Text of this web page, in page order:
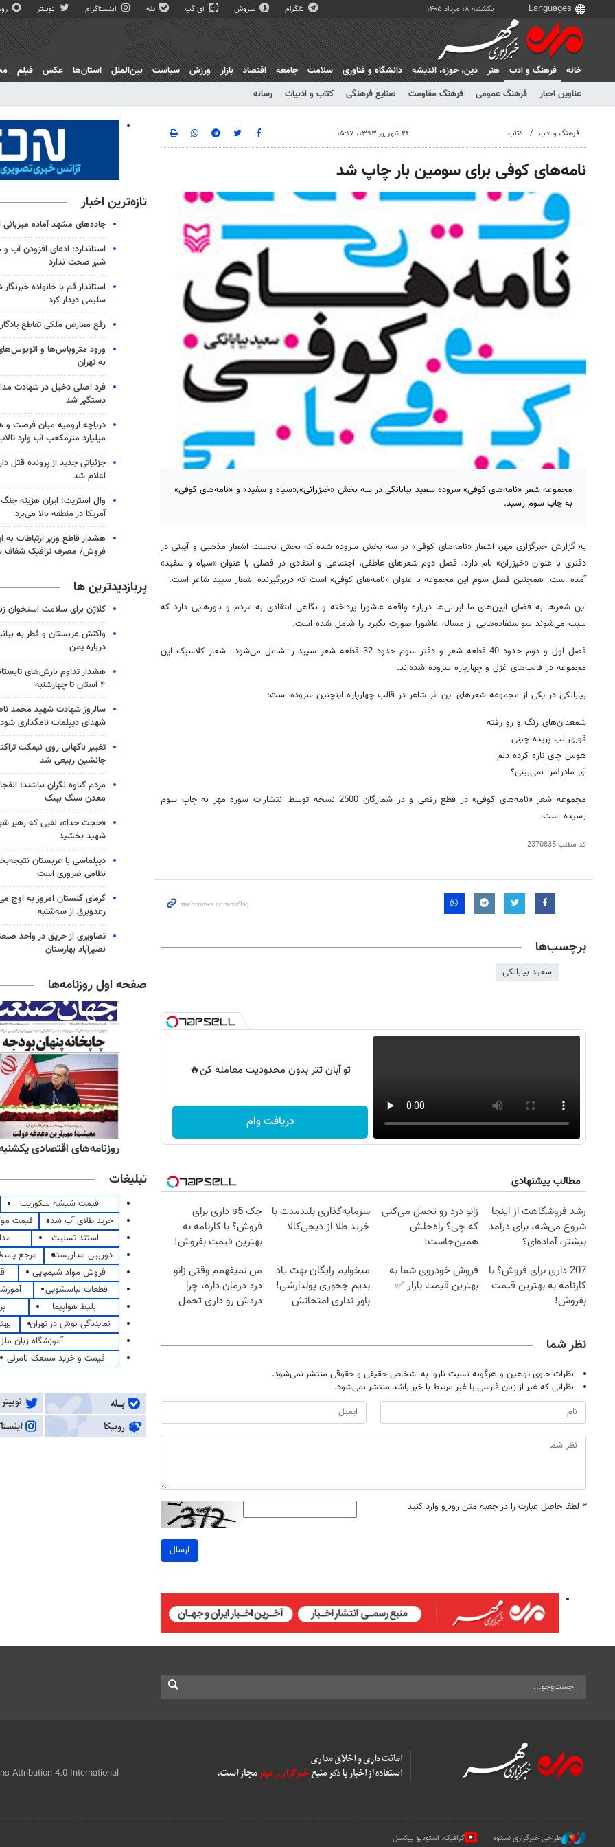
یکشنبه ۱۸ مرداد ۱۴۰۵ تلگرام سروش آی گپ بله اینستاگرام توییتر
خانه
فرهنگ و ادب
عناوین اخبار
فرهنگ عمومی فرهنگ مقاومت صنایع فرهنگی کتاب و ادبیات رسانه
هنر دين، حوزه، انديشه دانشگاه و فناوری سلامت جامعه اقتصاد بازار ورزش سیاست بین‌الملل استان‌ها عکس فیلم
فرهنگ و ادب کتاب ۲۴ شهریور ۱۳۹۳، ۱۵:۱۷
نامه‌های کوفی برای سومین بار چاپ شد
مجموعه شعر «نامه‌های کوفی» سروده سعید بیابانکی در سه بخش «خیزرانی»٬«سیاه و سفید» و «نامه‌های کوفی»
به چاپ سوم رسید.
به گزارش خبرگزاری مهر، اشعار «نامه‌های کوفی» در سه بخش سروده شده که بخش نخست اشعار مذهبی و آیینی در
دفتری با عنوان «خیزران» نام دارد. فصل دوم شعرهای عاطفی، اجتماعی و انتقادی در فصلی با عنوان «سیاه و سفید»
آمده است٬ همچنین فصل سوم این مجموعه با عنوان «نامه‌های کوفی» است که دربرگیرنده اشعار سپید شاعر است.
این شعرها به فضای آیین‌های ما ایرانی‌ها درباره واقعه عاشورا پرداخته و نگاهی انتقادی به مردم و باورهایی دارد که
سبب می‌شوند سواستفاده‌هایی از مساله عاشورا صورت بگیرد را شامل شده است.
فصل اول و دوم حدود 40 قطعه شعر و دفتر سوم حدود 32 قطعه شعر سپید را شامل می‌شود. اشعار کلاسیک این
مجموعه در قالب‌های غزل و چهارپاره سروده شده‌اند.
بیابانکی در یکی از مجموعه شعرهای این اثر شاعر در قالب چهارپاره اینچنین سروده است:
شمعدان‌های رنگ و رو رفته
قوری لب پریده چینی
هوس چای تازه کرده دلم
آی مادر!مرا نمی‌بینی؟
مجموعه شعر «نامه‌های کوفی» در قطع رقعی و در شمارگان 2500 نسخه توسط انتشارات سوره مهر به چاپ سوم
رسیده است.
کد مطلب2370835
برچسب‌ها
سعید بیابانکی
تو آبان تتر بدون محدودیت معامله کن🔥
دریافت وام
مطالب پیشنهادی
رشد فروشگاهت از اینجا
شروع می‌شه، برای درآمد
بیشتر، آماده‌ای؟
زانو درد رو تحمل می‌کنی
که چی؟ راه‌حلش
همین‌جاست!
سرمایه‌گذاری بلندمدت با
خرید طلا از دیجی‌کالا
جک s5 داری برای
فروش؟ با کارنامه به
بهترین قیمت بفروش!
207 داری برای فروش؟ با
کارنامه به بهترین قیمت
بفروش!
فروش خودروی شما به
بهترین قیمت بازار ✅
میخوایم رایگان بهت یاد
بدیم چجوری پولدارشی!
باور نداری امتحانش
من نمیفهمم وقتی زانو
درد درمان داره، چرا
دردش رو داری تحمل
نظر شما
نظرات حاوی توهین و هرگونه نسبت ناروا به اشخاص حقیقی و حقوقی منتشر نمی‌شود.
نظراتی که غیر از زبان فارسی یا غیر مرتبط با خبر باشد منتشر نمی‌شود.
* لطفا حاصل عبارت را در جعبه متن روبرو وارد کنید
ارسال
تازه‌ترین اخبار
جاده‌های مشهد آماده میزبانی
استاندارد: ادعای افزودن آب
شیر صحت ندارد
استاندار قم با خانواده
سلیمی دیدار کرد
رفع معارض ملکی تقاطع
به تهران
فرد اصلی دخیل در شهادت
دستگیر شد
میلیارد مترمکعب آب وارد
جزئیاتی جدید از پرونده قتل
اعلام شد
وال استریت: ایران هزینه
آمریکا در منطقه بالا می‌برد
هشدار قاطع وزیر ارتباطات به
فروش/ مصرف ترافیک شفاف
پربازدیدترین ها
کلاژن برای سلامت استخوان
واکنش عربستان و قطر به
درباره یمن
هشدار تداوم بارش‌های
۴ استان تا چهارشنبه
سالروز شهادت شهید محمد
شهدای دیپلمات نامگذاری شود
تغییر ناگهانی روی نیمکت
جانشین ربیعی شد
مردم گناوه نگران نباشند؛
معدن سنگ بینک
«حجت خدا»، لقبی که رهبر
شهید بخشید
دیپلماسی با عربستان
نظامی ضروری است
گرمای گلستان امروز به اوج
رعدوبرق از سه‌شنبه
تصاویری از حریق در واحد
نصیرآباد بهارستان
صفحه اول روزنامه‌ها
روزنامه‌های ورزشی شنبه ۱۷ مرداد ۱۴۰۵ روزنامه‌های ورزشی یکشنبه ۱۸ مرداد ۱۴۰۵ روزنامه‌های اقتصادی یکشنبه ۱۸ مرداد
تبلیغات
قیمت شیشه سکوریت
خرید طلای آب شده
قیمت
استند تسلیت
دوربین مداربسته
مرجع
فروش مواد شیمیایی
قطعات لباسشویی
بلیط هواپیما
نمایندگی بوش در تهران
آموزشگاه زبان
قیمت و خرید سمعک نامرئی
Attribution 4.0 International
طراحی خبرگزاری نستوه گرافیک: استودیو پیکسل